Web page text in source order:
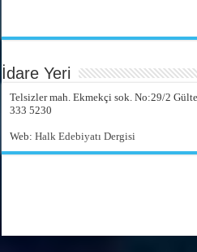
İdare Yeri
Telsizler mah. Ekmekçi sok. No:29/2
333 5230
Web:Halk Edebiyatı Dergisi